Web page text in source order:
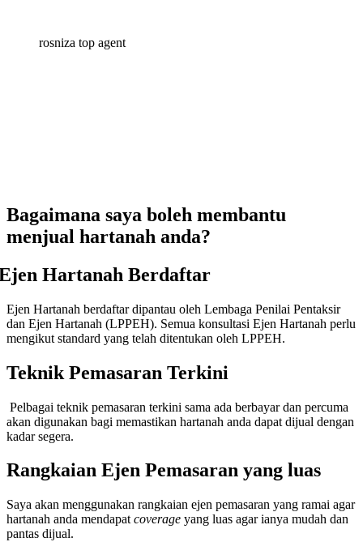
rosniza top agent
Bagaimana saya boleh membantu
menjual hartanah anda?
Hartanah Berdaftar
Ejen Hartanah berdaftar dipantau oleh Lembaga Penilai Pentaksir
dan Ejen Hartanah (LPPEH). Semua konsultasi Ejen Hartanah perlu
mengikut standard yang telah ditentukan oleh LPPEH.
Teknik Pemasaran Terkini
teknik pemasaran terkini sama ada berbayar dan percuma
akan digunakan bagi memastikan hartanah anda dapat dijual dengan
kadar segera.
Rangkaian Ejen Pemasaran yang luas
akan menggunakan rangkaian ejen pemasaran yang ramai agar
hartanah anda mendapat coverage yang luas agar ianya mudah dan
pantas dijual.